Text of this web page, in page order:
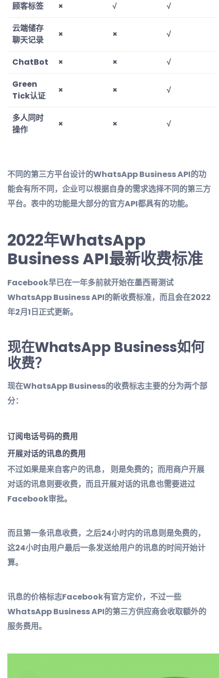
顾客标签
× √
√
云端储存
聊天记录
× × √
ChatBot × ×
√
Green
Tick认证
× × √
多人同时
操作
× × √
不同的第三方平台设计的WhatsApp Business API的功
能会有所不同，企业可以根据自身的需求选择不同的第三方
平台。表中的功能是大部分的官方API都具有的功能。
2022年WhatsApp
Business API最新收费标准
Facebook早已在一年多前就开始在墨西哥测试
WhatsApp Business API的新收费标准，而且会在2022
年2月1日正式更新。
现在WhatsApp Business如何
收费？
现在WhatsApp Business的收费标志主要的分为两个部
分：
订阅电话号码的费用
开展对话的讯息的费用
不过如果是来自客户的讯息， 则是免费的；而用商户开展
对话的讯息则要收费，而且开展对话的讯息也需要进过
Facebook审批。
而且第一条讯息收费，之后24小时内的讯息则是免费的，
这24小时由用户最后一条发送给用户的讯息的时间开始计
算。
讯息的价格标志Facebook有官方定价，不过一些
WhatsApp Business API的第三方供应商会收取额外的
服务费用。